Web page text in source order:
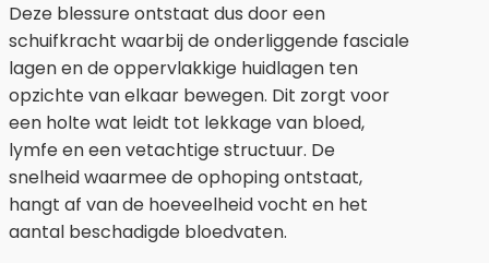
Deze blessure ontstaat dus door een
schuifkracht waarbij de onderliggende fasciale
lagen en de oppervlakkige huidlagen ten
opzichte van elkaar bewegen. Dit zorgt voor
een holte wat leidt tot lekkage van bloed,
lymfe en een vetachtige structuur. De
snelheid waarmee de ophoping ontstaat,
hangt af van de hoeveelheid vocht en het
aantal beschadigde bloedvaten.